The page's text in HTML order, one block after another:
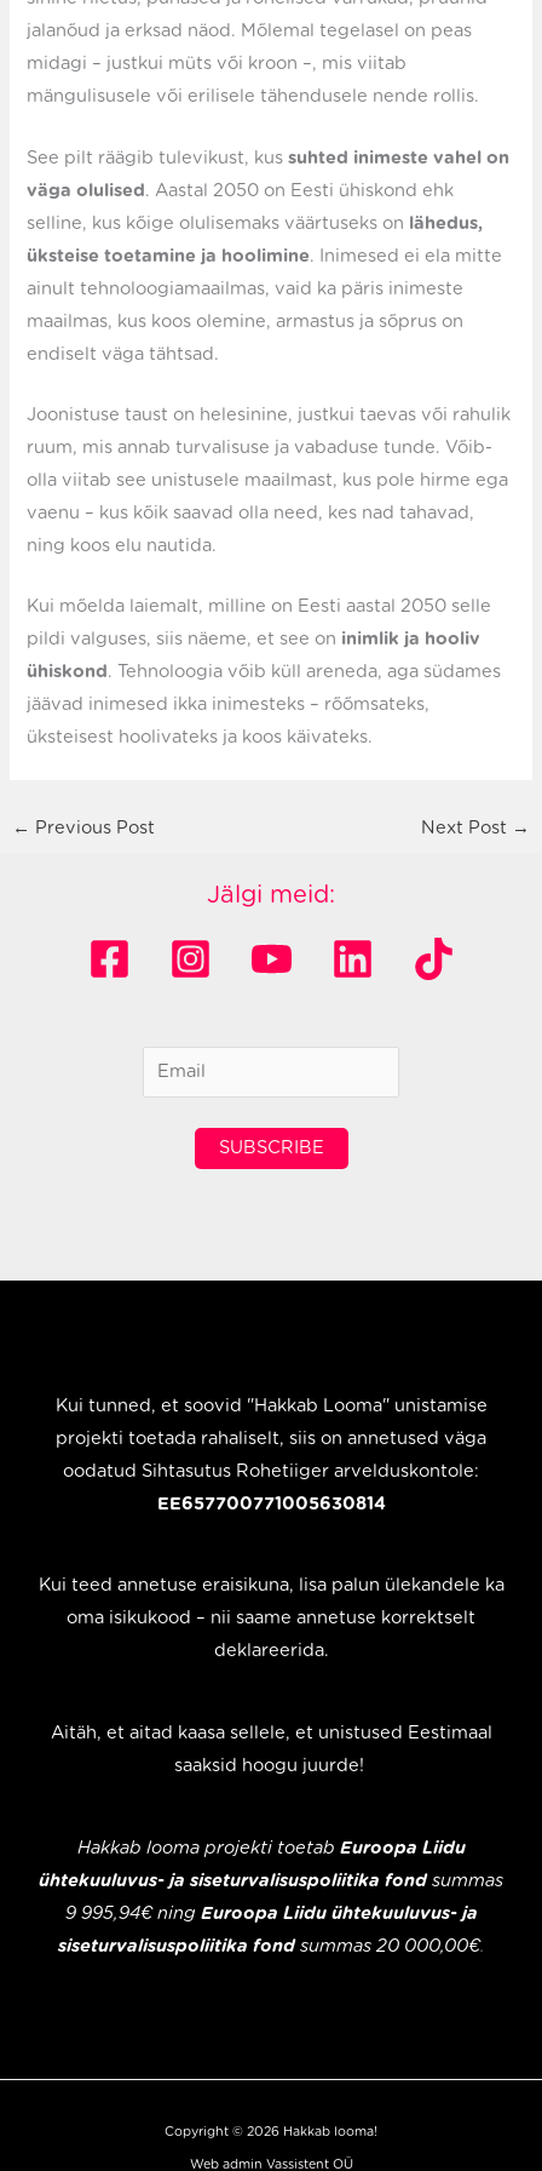
jalanõud ja erksad näod. Mõlemal tegelasel on peas
midagi – justkui müts või kroon –, mis viitab
mängulisusele või erilisele tähendusele nende rollis.
See pilt räägib tulevikust, kussuhted inimeste vahel on
väga olulised. Aastal 2050 on Eesti ühiskond ehk
selline, kus kõige olulisemaks väärtuseks on lähedus,
üksteise toetamine ja hoolimine. Inimesed ei ela mitte
ainult tehnoloogiamaailmas, vaid ka päris inimeste
maailmas, kus koos olemine, armastus ja sõprus on
endiselt väga tähtsad.
Joonistuse taust on helesinine, justkui taevas või rahulik
ruum, mis annab turvalisuse ja vabaduse tunde. Võib-
olla viitab see unistusele maailmast, kus pole hirme ega
vaenu – kus kõik saavad olla need, kes nad tahavad,
ning koos elu nautida.
Kui mõelda laiemalt, milline on Eesti aastal 2050 selle
pildi valguses, siis näeme, et see on inimlik ja hooliv
ühiskond. Tehnoloogia võib küll areneda, aga südames
jäävad inimesed ikka inimesteks – rõõmsateks,
üksteisest hoolivateks ja koos käivateks.
← Previous Post Next Post →
Jälgi meid:
SUBSCRIBE
Kui tunned, et soovid "Hakkab Looma" unistamise
projekti toetada rahaliselt, siis on annetused väga
oodatud Sihtasutus Rohetiiger arvelduskontole:
EE657700771005630814
Kui teed annetuse eraisikuna, lisa palun ülekandele ka
oma isikukood – nii saame annetuse korrektselt
deklareerida.
Aitäh, et aitad kaasa sellele, et unistused Eestimaal
saaksid hoogu juurde!
Hakkab looma projekti toetab Euroopa Liidu
ühtekuuluvus- ja siseturvalisuspoliitika fondsummas
9 995,94€ ning Euroopa Liidu ühtekuuluvus- ja
siseturvalisuspoliitika fond summas 20 000,00€.
Copyright © 2026 Hakkab looma!
Web admin Vassistent OÜ